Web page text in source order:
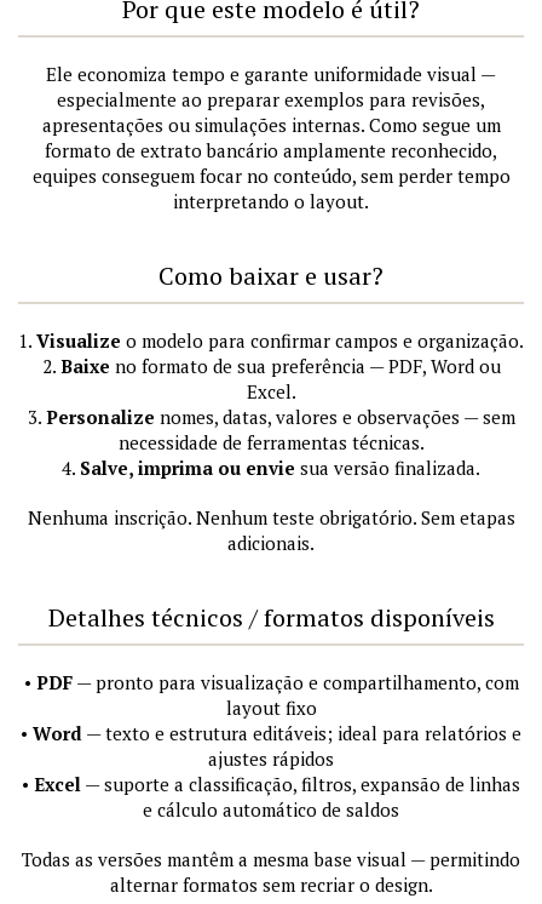
Por que este modelo é útil?
Ele economiza tempo e garante uniformidade visual —
especialmente ao preparar exemplos para revisões,
apresentações ou simulações internas. Como segue um
formato de extrato bancário amplamente reconhecido,
equipes conseguem focar no conteúdo, sem perder tempo
interpretando o layout.
Como baixar e usar?
1. Visualize o modelo para confirmar campos e organização.
2. Baixe no formato de sua preferência — PDF, Word ou
Excel.
3. Personalize nomes, datas, valores e observações — sem
necessidade de ferramentas técnicas.
4. Salve, imprima ou envie sua versão finalizada.
Nenhuma inscrição. Nenhum teste obrigatório. Sem etapas
adicionais.
Detalhes técnicos / formatos disponíveis
• PDF— pronto para visualização e compartilhamento, com
layout fixo
• Word — texto e estrutura editáveis; ideal para relatórios e
ajustes rápidos
• Excel — suporte a classificação, filtros, expansão de linhas
e cálculo automático de saldos
Todas as versões mantêm a mesma base visual — permitindo
alternar formatos sem recriar o design.